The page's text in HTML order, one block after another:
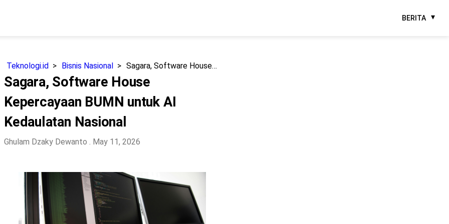
BERITA
Teknologi.id Bisnis Nasional Sagara, Software House Kepercayaan BUMN untuk AI Kedaulatan Nasional
Sagara, Software House
Kepercayaan BUMN untuk AI
Kedaulatan Nasional
Ghulam Dzaky Dewanto . May 11, 2026